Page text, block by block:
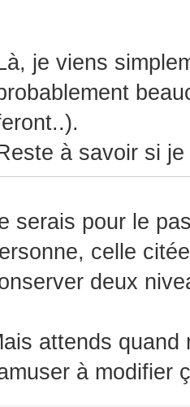
je viens
à savoir si
serais pour le
celle
deux
attends quand
à modifier